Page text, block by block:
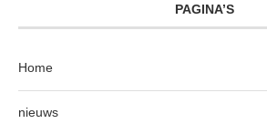
PAGINA’S
Home
nieuws